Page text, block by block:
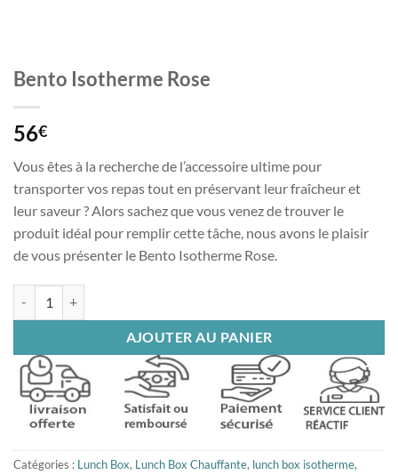
Bento Isotherme Rose
56€
Vous êtes à la recherche de l’accessoire ultime pour
transporter vos repas tout en préservant leur fraîcheur et
leur saveur ? Alors sachez que vous venez de trouver le
produit idéal pour remplir cette tâche, nous avons le plaisir
de vous présenter le Bento Isotherme Rose.
AJOUTER AU PANIER
Catégories : Lunch Box, Lunch Box Chauffante, lunch box isotherme,